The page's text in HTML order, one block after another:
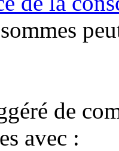
de
avec :